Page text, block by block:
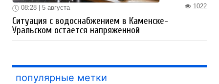
1022
08:28 | 5 августа
Ситуация с водоснабжением в Каменске-
Уральском остается напряженной
популярные метки